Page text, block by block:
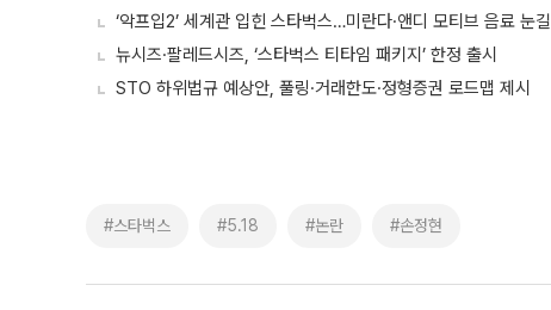
‘악프입2’ 세계관 입힌 스타벅스…미란다·앤디 모티브 음료 눈길
뉴시즈·팔레드시즈, ‘스타벅스 티타임 패키지’ 한정 출시
STO 하위법규 예상안, 풀링·거래한도·정형증권 로드맵 제시
#스타벅스 #5.18 #논란 #손정현